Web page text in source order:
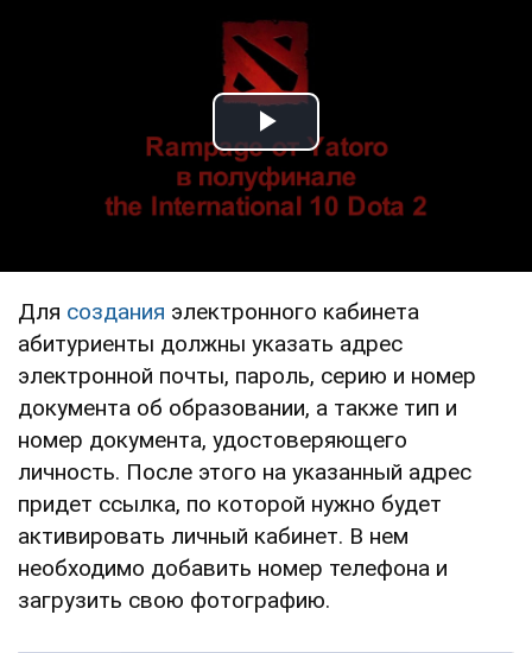
Play Video
Для создания электронного кабинета
абитуриенты должны указать адрес
электронной почты, пароль, серию и номер
документа об образовании, а также тип и
номер документа, удостоверяющего
личность. После этого на указанный адрес
придет ссылка, по которой нужно будет
активировать личный кабинет. В нем
необходимо добавить номер телефона и
загрузить свою фотографию.